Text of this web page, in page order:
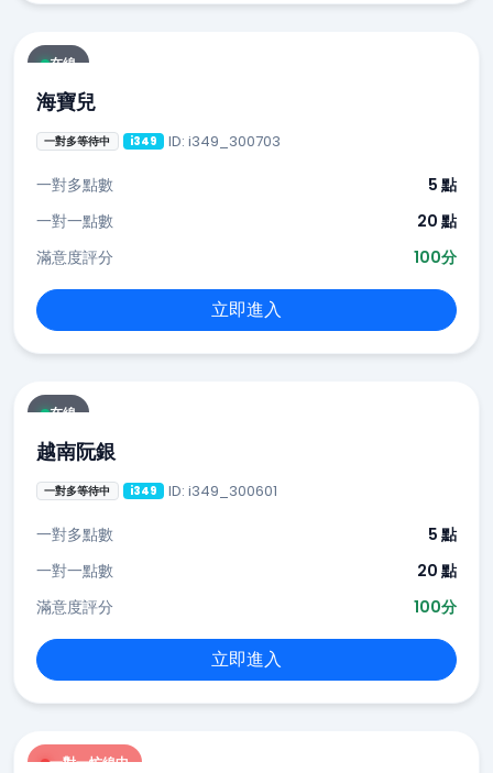
在線
海寶兒
一對多等待中 i349 ID: i349_300703
一對多點數
5 點
一對一點數
20 點
滿意度評分
100分
立即進入
在線
越南阮銀
一對多等待中 i349 ID: i349_300601
一對多點數
5 點
一對一點數
20 點
滿意度評分
100分
立即進入
一對一忙線中